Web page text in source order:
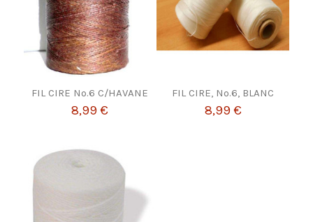
FIL CIRE Nº.6 C/HAVANE
8,99 €
FIL CIRE, Nº.6, BLANC
8,99 €